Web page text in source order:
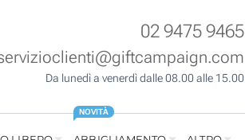
02 9475 9465
Da lunedì a venerdì dalle 08.00 alle 15.00
NOVITÀ